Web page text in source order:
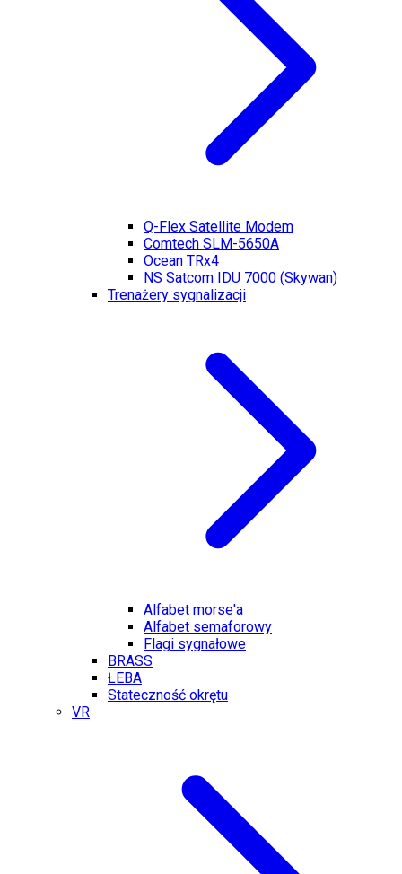
Q-Flex Satellite Modem
Comtech SLM-5650A
Ocean TRx4
NS Satcom IDU 7000 (Skywan)
Trenażery sygnalizacji
Alfabet morse'a
Alfabet semaforowy
Flagi sygnałowe
BRASS
ŁEBA
Stateczność okrętu
VR